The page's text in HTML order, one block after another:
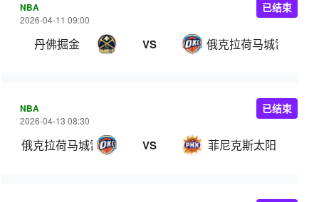
NBA
2026-04-11 09:00
丹佛掘金 VS 俄克拉荷马城雷霆
已结束
NBA
2026-04-13 08:30
俄克拉荷马城雷霆 VS 菲尼克斯太阳
已结束